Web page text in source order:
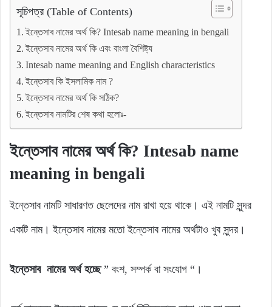
সূচিপত্র (Table of Contents)
ইন্তেসাব নামের অর্থ কি? Intesab name meaning in bengali
ইন্তেসাব নামের অর্থ কি এবং বাংলা বৈশিষ্ট্য
Intesab name meaning and English characteristics
ইন্তেসাব কি ইসলামিক নাম ?
ইন্তেসাব নামের অর্থ কি সঠিক?
ইন্তেসাব নামটির শেষ কথা হলোঃ-
ইন্তেসাব নামের অর্থ কি? Intesab name
meaning in bengali
ইন্তেসাব নামটি সাধারণত ছেলেদের নাম রাখা হয়ে থাকে। এই নামটি সুন্দর
একটি নাম। ইন্তেসাব নামের মতো ইন্তেসাব নামের অর্থটাও খুব সুন্দর।
ইন্তেসাব নামের অর্থ হচ্ছে” বংশ, সম্পর্ক বা সংযোগ “।